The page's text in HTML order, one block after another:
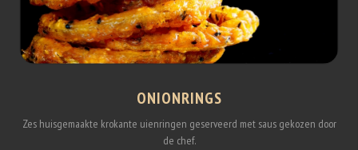
ONIONRINGS
Zes huisgemaakte krokante uienringen geserveerd met saus gekozen door
de chef.